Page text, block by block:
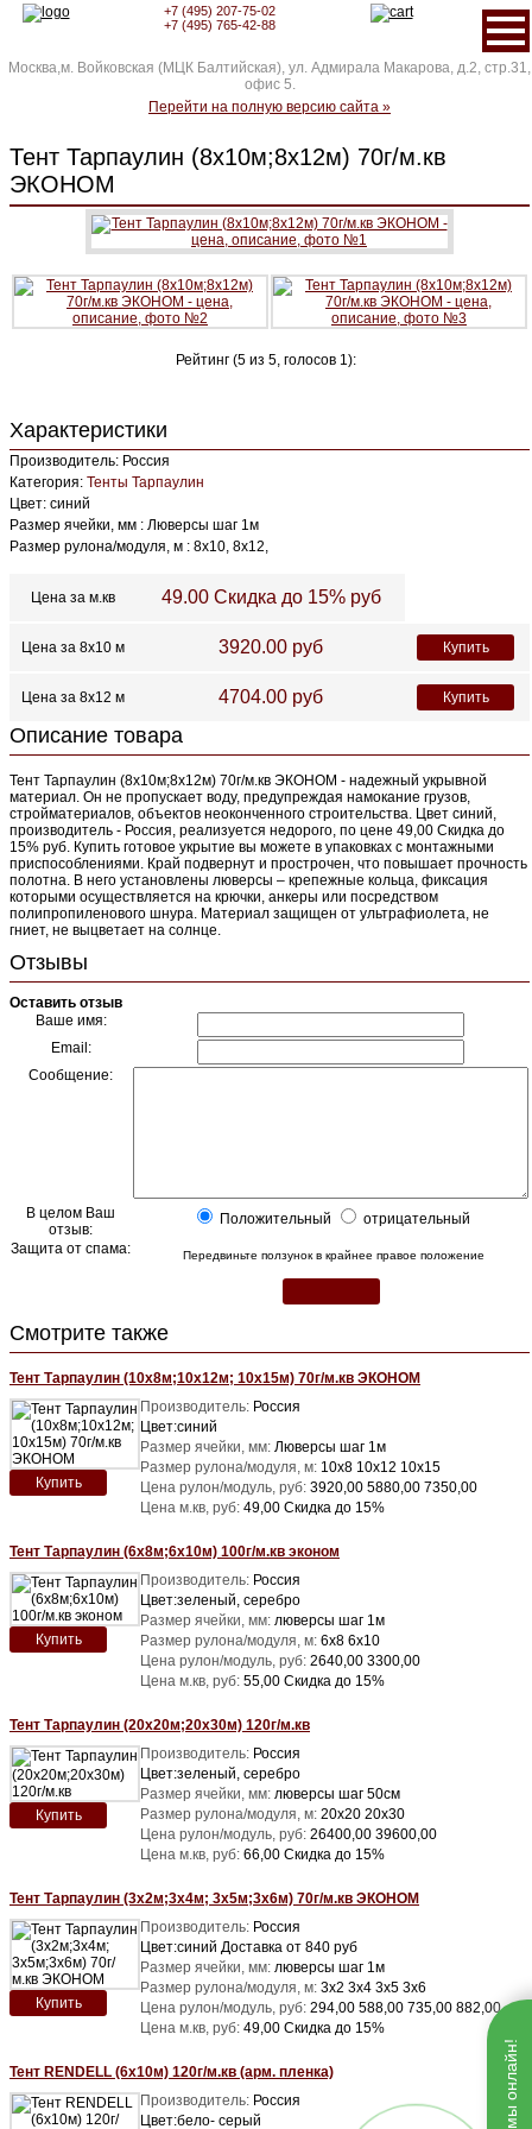
+7 (495) 207-75-02
+7 (495) 765-42-88
Москва,м. Войковская (МЦК Балтийская), ул. Адмирала Макарова, д.2, стр.31,
офис 5.
Перейти на полную версию сайта »
Тент Тарпаулин (8х10м;8х12м) 70г/м.кв
ЭКОНОМ
Рейтинг (5 из 5, голосов 1):
Характеристики
Производитель: Россия
Категория: Тенты Тарпаулин
Цвет: синий
Размер ячейки, мм : Люверсы шаг 1м
Размер рулона/модуля, м : 8х10, 8х12,
Цена за м.кв 49.00 Скидка до 15%руб
Цена за 8х10 м 3920.00 руб Купить
Цена за 8х12 м 4704.00 руб Купить
Описание товара
Тент Тарпаулин (8х10м;8х12м) 70г/м.кв ЭКОНОМ - надежный укрывной
материал. Он не пропускает воду, предупреждая намокание грузов,
стройматериалов, объектов неоконченного строительства. Цвет синий,
производитель - Россия, реализуется недорого, по цене 49,00 Скидка до
15% руб. Купить готовое укрытие вы можете в упаковках с монтажными
приспособлениями. Край подвернут и прострочен, что повышает прочность
полотна. В него установлены люверсы – крепежные кольца, фиксация
которыми осуществляется на крючки, анкеры или посредством
полипропиленового шнура. Материал защищен от ультрафиолета, не
гниет, не выцветает на солнце.
Отзывы
Оставить отзыв
Ваше имя:
Email:
Сообщение:
В целом Ваш
отзыв:
Положительный
отрицательный
Защита от спама:
Передвиньте ползунок в крайнее правое положение
Смотрите также
Тент Тарпаулин (10х8м;10х12м; 10х15м) 70г/м.кв ЭКОНОМ
Купить
Производитель: Россия
Цвет:синий
Размер ячейки, мм: Люверсы шаг 1м
Размер рулона/модуля, м: 10х8 10х12 10х15
Цена рулон/модуль, руб: 3920,00 5880,00 7350,00
Цена м.кв, руб: 49,00 Скидка до 15%
Тент Тарпаулин (6х8м;6х10м) 100г/м.кв эконом
Купить
Производитель: Россия
Цвет:зеленый, серебро
Размер ячейки, мм: люверсы шаг 1м
Размер рулона/модуля, м: 6х8 6х10
Цена рулон/модуль, руб: 2640,00 3300,00
Цена м.кв, руб: 55,00 Скидка до 15%
Тент Тарпаулин (20х20м;20х30м) 120г/м.кв
Купить
Производитель: Россия
Цвет:зеленый, серебро
Размер ячейки, мм: люверсы шаг 50см
Размер рулона/модуля, м: 20х20 20х30
Цена рулон/модуль, руб: 26400,00 39600,00
Цена м.кв, руб: 66,00 Скидка до 15%
Тент Тарпаулин (3х2м;3х4м; 3х5м;3х6м) 70г/м.кв ЭКОНОМ
Купить
Производитель: Россия
Цвет:синий Доставка от 840 руб
Размер ячейки, мм: люверсы шаг 1м
Размер рулона/модуля, м: 3х2 3х4 3х5 3х6
Цена рулон/модуль, руб: 294,00 588,00 735,00 882,00
Цена м.кв, руб: 49,00 Скидка до 15%
Тент RENDELL (6х10м) 120г/м.кв (арм. пленка)
Производитель: Россия
Цвет:бело- серый